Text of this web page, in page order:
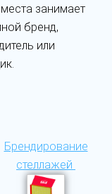
занимает
бренд,
или
Брендирование
стеллажей